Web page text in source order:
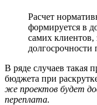
Расчет
формируется в
самих клиентов,
долгосрочности
В ряде случаев такая
бюджета при
же проектов будет
переплата.